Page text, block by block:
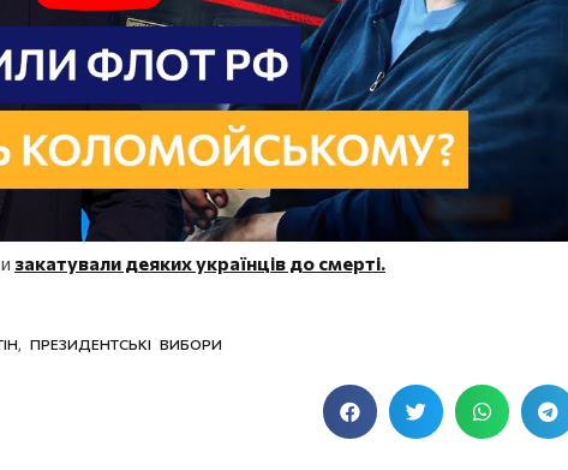
закатували деяких українців до смерті.
, ПРЕЗИДЕНТСЬКІ ВИБОРИ